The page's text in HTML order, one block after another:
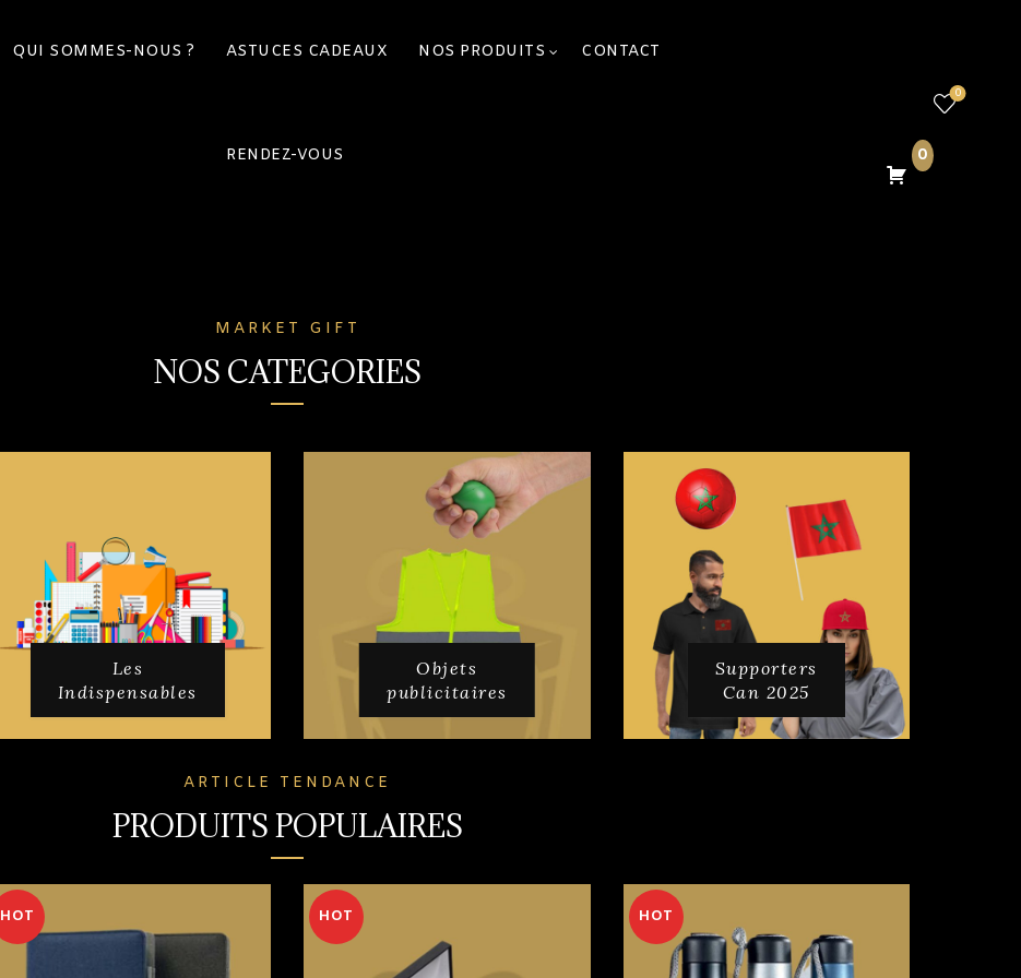
QUI SOMMES-NOUS ? ASTUCES CADEAUX NOS PRODUITS CONTACT
RENDEZ-VOUS 0
0
MARKET GIFT
NOS CATEGORIES
Les
Indispensables
Objets
publicitaires
Supporters
Can 2025
ARTICLE TENDANCE
PRODUITS POPULAIRES
HOT HOT HOT